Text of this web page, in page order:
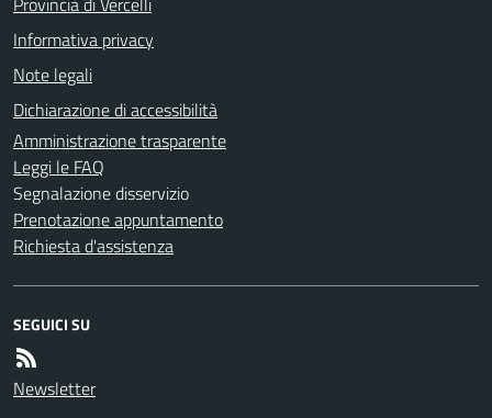
Informativa privacy
Note legali
Dichiarazione di accessibilità
Amministrazione trasparente
Leggi le FAQ
Segnalazione disservizio
Prenotazione appuntamento
Richiesta d'assistenza
SEGUICI SU
Newsletter